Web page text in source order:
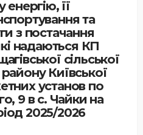
енергію, її
та
з постачання
надаються КП
сільської
Київської
установ по
9 в с. Чайки на
2025/2026